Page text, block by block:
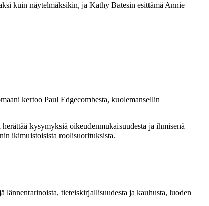
kuin näytelmäksikin, ja Kathy Batesin esittämä Annie
kertoo Paul Edgecombesta, kuolemansellin
kysymyksiä oikeudenmukaisuudesta ja ihmisenä
ikimuistoisista roolisuorituksista.
lännentarinoista, tieteiskirjallisuudesta ja kauhusta, luoden